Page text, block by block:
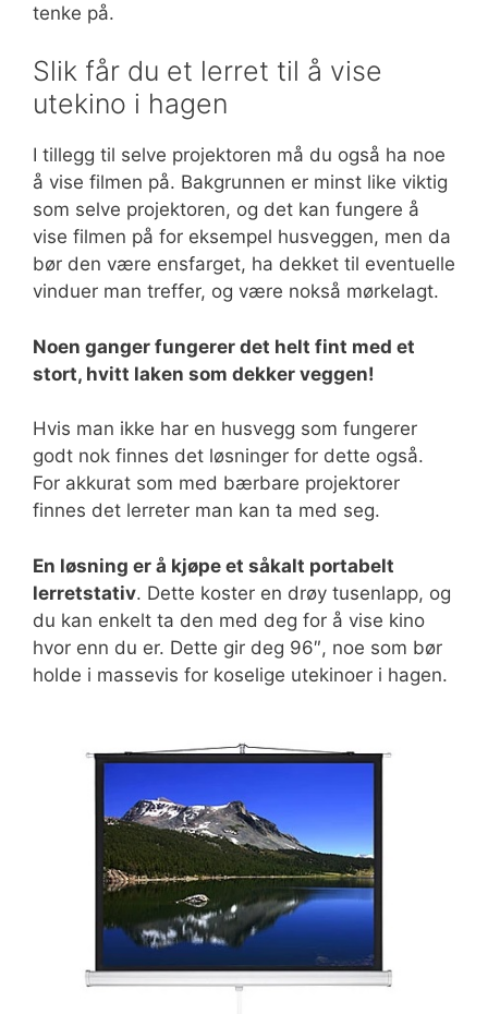
tenke på.
Slik får du et lerret til å vise
utekino i hagen
I tillegg til selve projektoren må du også ha noe
å vise filmen på. Bakgrunnen er minst like viktig
som selve projektoren, og det kan fungere å
vise filmen på for eksempel husveggen, men da
bør den være ensfarget, ha dekket til eventuelle
vinduer man treffer, og være nokså mørkelagt.
Noen ganger fungerer det helt fint med et
stort, hvitt laken som dekker veggen!
Hvis man ikke har en husvegg som fungerer
godt nok finnes det løsninger for dette også.
For akkurat som med bærbare projektorer
finnes det lerreter man kan ta med seg.
En løsning er å kjøpe et såkalt portabelt
lerretstativ. Dette koster en drøy tusenlapp, og
du kan enkelt ta den med deg for å vise kino
hvor enn du er. Dette gir deg 96″, noe som bør
holde i massevis for koselige utekinoer i hagen.